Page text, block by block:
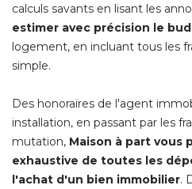
calculs savants en lisant les
estimer avec précision le
logement, en incluant tous les
simple.
Des honoraires de l'agent
installation, en passant par les
mutation, Maison à part vous
exhaustive de toutes les
l'achat d'un bien immobilier.